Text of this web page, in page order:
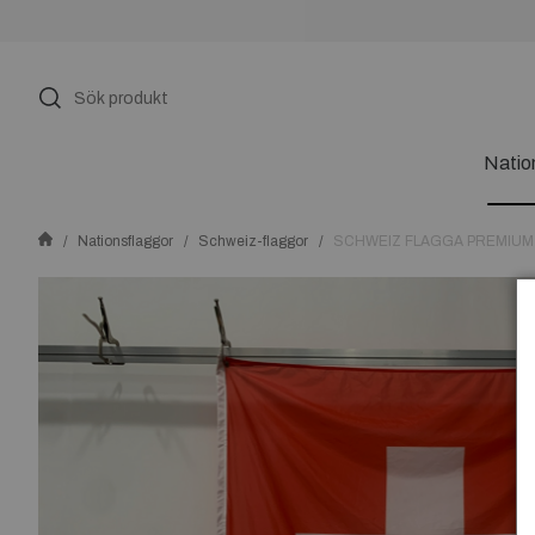
Nationsflaggor Schweiz-flaggor SCHWEIZ FLAGGA